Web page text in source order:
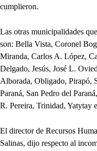
cumplieron.
Las otras municipalidades
son: Bella Vista, Coronel
Miranda, Carlos A. López,
Delgado, Jesús, José L.
Alborada, Obligado, Pirapó,
Paraná, San Pedro del
R. Pereira, Trinidad, Yatytay
El director de Recursos
Salinas, dijo respecto al